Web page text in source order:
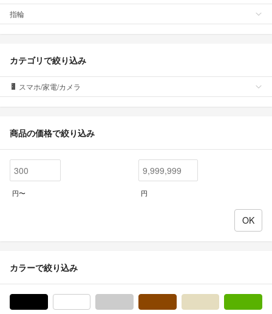
指輪
カテゴリで絞り込み
スマホ/家電/カメラ
商品の価格で絞り込み
円〜 円
カラーで絞り込み